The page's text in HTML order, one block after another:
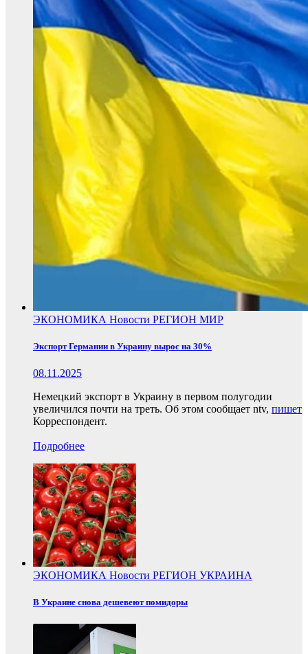
ЭКОНОМИКА Новости РЕГИОН МИР
Экспорт Германии в Украину вырос на 30%
08.11.2025
Немецкий экспорт в Украину в первом полугодии
увеличился почти на треть. Об этом сообщает ntv, пишет
Корреспондент.
Подробнее
ЭКОНОМИКА Новости РЕГИОН УКРАИНА
В Украине снова дешевеют помидоры